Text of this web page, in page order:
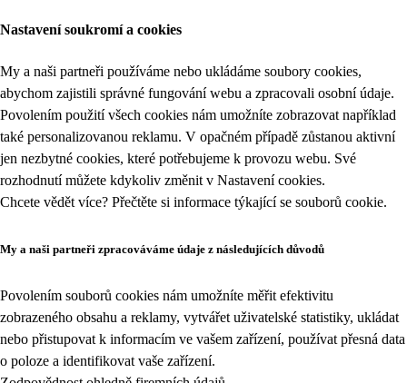
Nastavení soukromí a cookies
My a naši partneři používáme nebo ukládáme soubory cookies,
abychom zajistili správné fungování webu a zpracovali osobní údaje.
Povolením použití všech cookies nám umožníte zobrazovat například
také personalizovanou reklamu. V opačném případě zůstanou aktivní
jen nezbytné cookies, které potřebujeme k provozu webu. Své
rozhodnutí můžete kdykoliv změnit v Nastavení cookies.
Chcete vědět více? Přečtěte si informace týkající se souborů cookie.
My a naši partneři zpracováváme údaje z následujících důvodů
Povolením souborů cookies nám umožníte měřit efektivitu
zobrazeného obsahu a reklamy, vytvářet uživatelské statistiky, ukládat
nebo přistupovat k informacím ve vašem zařízení, používat přesná data
o poloze a identifikovat vaše zařízení.